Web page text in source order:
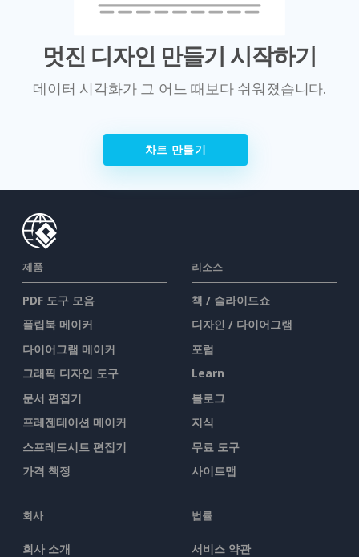
멋진 디자인 만들기 시작하기
데이터 시각화가 그 어느 때보다 쉬워졌습니다.
차트 만들기
제품
PDF 도구 모음
플립북 메이커
다이어그램 메이커
그래픽 디자인 도구
문서 편집기
프레젠테이션 메이커
스프레드시트 편집기
가격 책정
리소스
책 / 슬라이드쇼
디자인 / 다이어그램
포럼
Learn
블로그
지식
무료 도구
사이트맵
회사
회사 소개
법률
서비스 약관